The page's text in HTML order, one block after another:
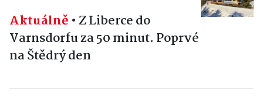
Aktuálně • Z Liberce do
Varnsdorfu za 50 minut. Poprvé
na Štědrý den